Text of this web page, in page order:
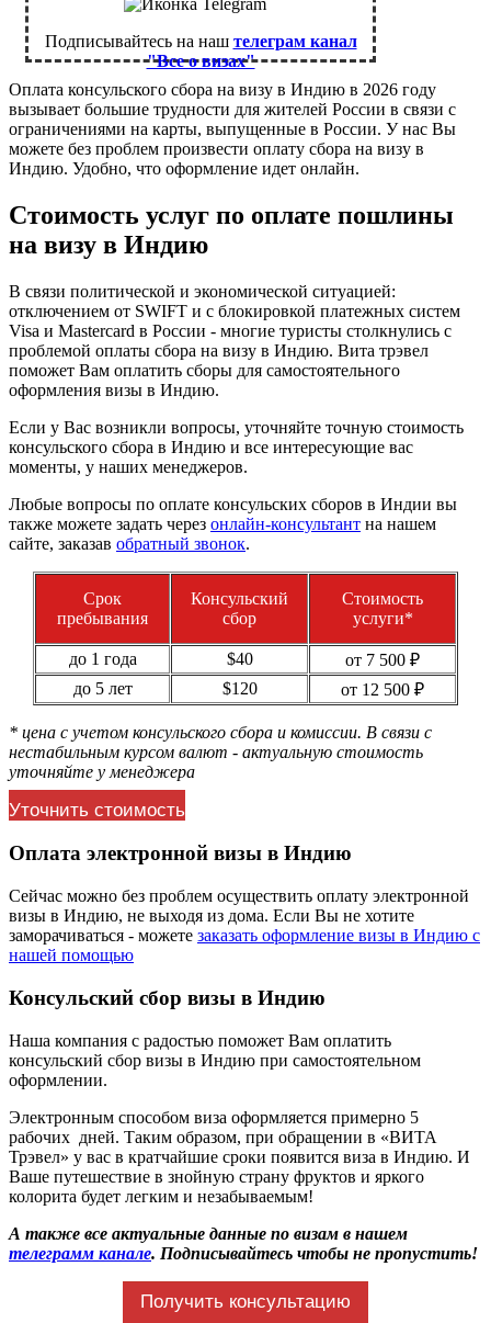
Подписывайтесь на наш телеграм канал
"Все о визах"
Оплата консульского сбора на визу в Индию в 2026 году
вызывает большие трудности для жителей России в связи с
ограничениями на карты, выпущенные в России. У нас Вы
можете без проблем произвести оплату сбора на визу в
Индию. Удобно, что оформление идет онлайн.
Стоимость услуг по оплате пошлины
на визу в Индию
В связи политической и экономической ситуацией:
отключением от SWIFT и с блокировкой платежных систем
Visa и Mastercard в России - многие туристы столкнулись с
проблемой оплаты сбора на визу в Индию. Вита трэвел
поможет Вам оплатить сборы для самостоятельного
оформления визы в Индию.
Если у Вас возникли вопросы, уточняйте точную стоимость
консульского сбора в Индию и все интересующие вас
моменты, у наших менеджеров.
Любые вопросы по оплате консульских сборов в Индии вы
также можете задать через онлайн-консультант на нашем
сайте, заказав обратный звонок.
Срок
пребывания
Консульский
сбор
Стоимость
услуги*
до 1 года $40
от 7 500 ₽
до 5 лет
$120 от 12 500 ₽
* цена с учетом консульского сбора и комиссии. В связи с
нестабильным курсом валют - актуальную стоимость
уточняйте у менеджера
Уточнить стоимость
Оплата электронной визы в Индию
Сейчас можно без проблем осуществить оплату электронной
визы в Индию, не выходя из дома. Если Вы не хотите
заморачиваться - можете заказать оформление визы в Индию с
нашей помощью
Консульский сбор визы в Индию
Наша компания с радостью поможет Вам оплатить
консульский сбор визы в Индию при самостоятельном
оформлении.
Электронным способом виза оформляется примерно 5
рабочих дней. Таким образом, при обращении в «ВИТА
Трэвел» у вас в кратчайшие сроки появится виза в Индию. И
Ваше путешествие в знойную страну фруктов и яркого
колорита будет легким и незабываемым!
А также все актуальные данные по визам в нашем
телеграмм канале. Подписывайтесь чтобы не пропустить!
Получить консультацию